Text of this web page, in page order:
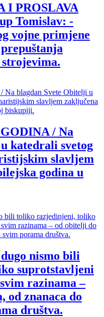
I PROSLAVA
Tomislav: -
vojne primjene
/ Na
katedrali svetog
slavljem
godina u
nismo bili
suprotstavljeni
razinama –
znanaca do
društva.